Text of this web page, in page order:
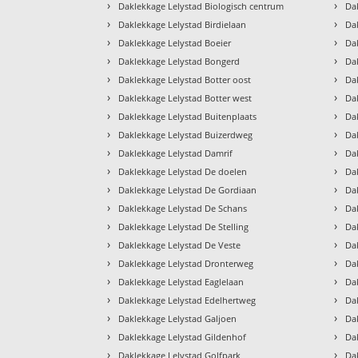
› Daklekkage Lelystad Biologisch centrum
› Daklekkage Lelystad Birdielaan
› Daklekkage Lelystad Boeier
› Daklekkage Lelystad Bongerd
› Daklekkage Lelystad Botter oost
› Daklekkage Lelystad Botter west
› Daklekkage Lelystad Buitenplaats
› Daklekkage Lelystad Buizerdweg
› Daklekkage Lelystad Damrif
› Daklekkage Lelystad De doelen
› Daklekkage Lelystad De Gordiaan
› Daklekkage Lelystad De Schans
› Daklekkage Lelystad De Stelling
› Daklekkage Lelystad De Veste
› Daklekkage Lelystad Dronterweg
› Daklekkage Lelystad Eaglelaan
› Daklekkage Lelystad Edelhertweg
› Daklekkage Lelystad Galjoen
› Daklekkage Lelystad Gildenhof
› Daklekkage Lelystad Golfpark
›
›
›
›
›
›
›
›
›
›
›
›
›
›
›
›
›
›
›
›